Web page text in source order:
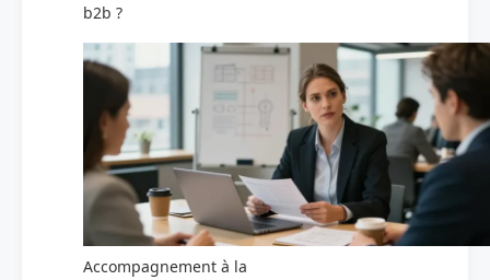
b2b ?
Accompagnement à la